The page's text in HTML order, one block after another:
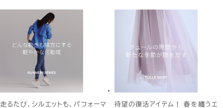
走るたび、シルエットも、パフォーマ
待望の復活アイテム！ 春を纏うエ